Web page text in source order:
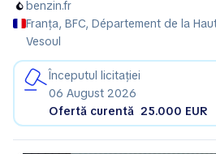
benzin.fr
Franța, BFC, Département de la
Vesoul
Începutul licitației
06 August 2026
Ofertă curentă 25.000 EUR